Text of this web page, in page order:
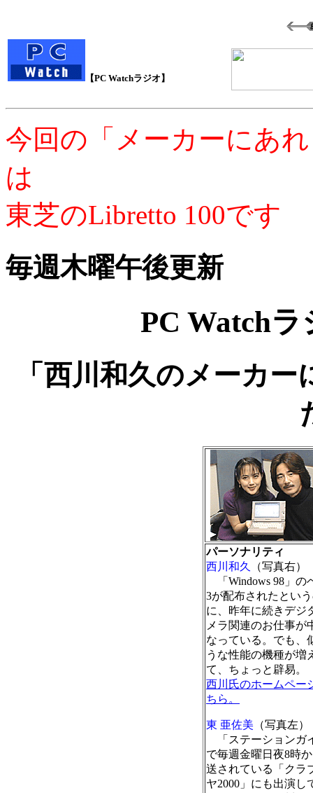
【PC Watchラジオ】
今回の「メーカーにあ
は
東芝のLibretto 100です
毎週木曜午後更新
PC Watch
「西川和久のメーカ
パーソナリティ
西川和久
（写真右）
「Windows 98」の
3が配布されたとい
に、昨年に続きデジ
メラ関連のお仕事が
なっている。でも、
うな性能の機種が増
て、ちょっと辟易。
西川氏のホームペー
ちら。
東 亜佐美 （写真左）
「ステーションガ
で毎週金曜日夜8時
送されている「クラ
ヤ2000」にも出演し